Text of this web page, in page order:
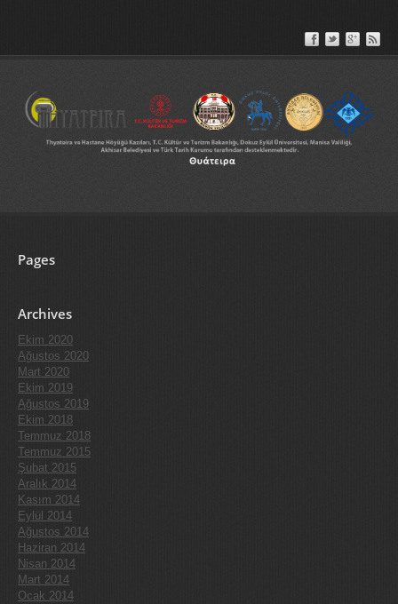
Pages
Archives
Ekim 2020
Ağustos 2020
Mart 2020
Ekim 2019
Ağustos 2019
Ekim 2018
Temmuz 2018
Temmuz 2015
Şubat 2015
Aralık 2014
Kasım 2014
Eylül 2014
Ağustos 2014
Haziran 2014
Nisan 2014
Mart 2014
Ocak 2014